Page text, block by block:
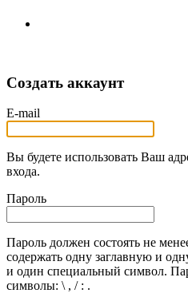
Создать аккаунт
E-mail
Вы будете использовать Ваш
входа.
Пароль
Пароль должен состоять не
содержать одну заглавную и
и один специальный символ.
символы: \ , / : .